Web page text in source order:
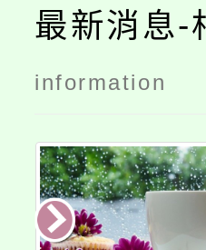
最新消息-
information